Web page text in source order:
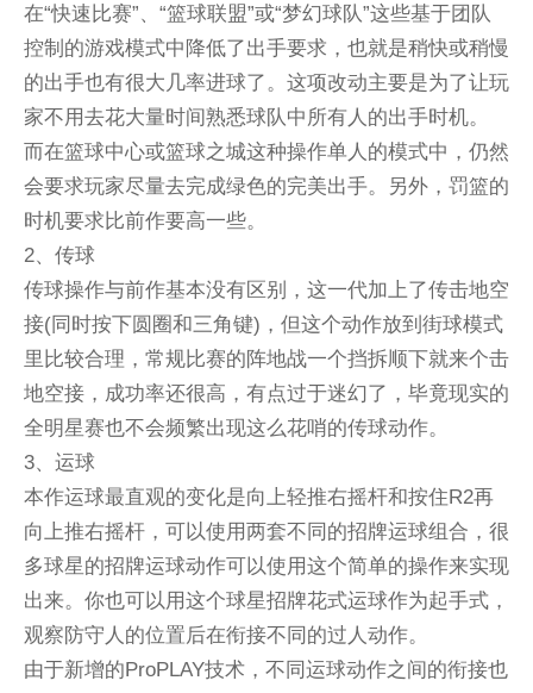
在“快速比赛”、“篮球联盟”或“梦幻球队”这些基于团队
控制的游戏模式中降低了出手要求，也就是稍快或稍慢
的出手也有很大几率进球了。这项改动主要是为了让玩
家不用去花大量时间熟悉球队中所有人的出手时机。
而在篮球中心或篮球之城这种操作单人的模式中，仍然
会要求玩家尽量去完成绿色的完美出手。另外，罚篮的
时机要求比前作要高一些。
2、传球
传球操作与前作基本没有区别，这一代加上了传击地空
接(同时按下圆圈和三角键)，但这个动作放到街球模式
里比较合理，常规比赛的阵地战一个挡拆顺下就来个击
地空接，成功率还很高，有点过于迷幻了，毕竟现实的
全明星赛也不会频繁出现这么花哨的传球动作。
3、运球
本作运球最直观的变化是向上轻推右摇杆和按住R2再
向上推右摇杆，可以使用两套不同的招牌运球组合，很
多球星的招牌运球动作可以使用这个简单的操作来实现
出来。你也可以用这个球星招牌花式运球作为起手式，
观察防守人的位置后在衔接不同的过人动作。
由于新增的ProPLAY技术，不同运球动作之间的衔接也